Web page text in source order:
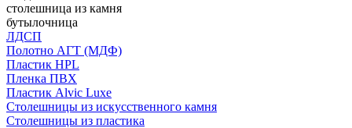
столешница из камня
бутылочница
ЛДСП
Полотно АГТ (МДФ)
Пластик HPL
Пленка ПВХ
Пластик Alvic Luxe
Столешницы из искусственного камня
Столешницы из пластика